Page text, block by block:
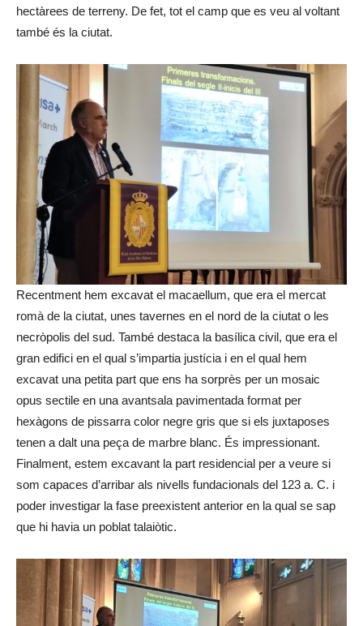
hectàrees de terreny. De fet, tot el camp que es veu al voltant
també és la ciutat.
Recentment hem excavat el macaellum, que era el mercat
romà de la ciutat, unes tavernes en el nord de la ciutat o les
necròpolis del sud. També destaca la basílica civil, que era el
gran edifici en el qual s’impartia justícia i en el qual hem
excavat una petita part que ens ha sorprès per un mosaic
opus sectile en una avantsala pavimentada format per
hexàgons de pissarra color negre gris que si els juxtaposes
tenen a dalt una peça de marbre blanc. És impressionant.
Finalment, estem excavant la part residencial per a veure si
som capaces d’arribar als nivells fundacionals del 123 a. C. i
poder investigar la fase preexistent anterior en la qual se sap
que hi havia un poblat talaiòtic.